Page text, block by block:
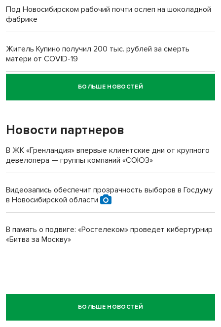
Под Новосибирском рабочий почти ослеп на шоколадной
фабрике
Житель Купино получил 200 тыс. рублей за смерть
матери от COVID-19
Новосибирский суд наказал водителя за смерть
пенсионерки на вокзале
БОЛЬШЕ НОВОСТЕЙ
Новости партнеров
В ЖК «Гренландия» впервые клиентские дни от крупного
девелопера — группы компаний «СОЮЗ»
Видеозапись обеспечит прозрачность выборов в Госдуму
в Новосибирской области
В память о подвиге: «Ростелеком» проведет кибертурнир
«Битва за Москву»
БОЛЬШЕ НОВОСТЕЙ